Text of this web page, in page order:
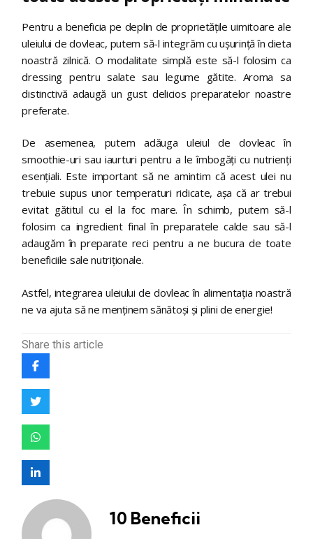
Pentru a beneficia pe deplin de proprietățile uimitoare ale
uleiului de dovleac, putem să-l integrăm cu ușurință în dieta
noastră zilnică. O modalitate simplă este să-l folosim ca
dressing pentru salate sau legume gătite. Aroma sa
distinctivă adaugă un gust delicios preparatelor noastre
preferate.
De asemenea, putem adăuga uleiul de dovleac în
smoothie-uri sau iaurturi pentru a le îmbogăți cu nutrienți
esențiali. Este important să ne amintim că acest ulei nu
trebuie supus unor temperaturi ridicate, așa că ar trebui
evitat gătitul cu el la foc mare. În schimb, putem să-l
folosim ca ingredient final în preparatele calde sau să-l
adaugăm în preparate reci pentru a ne bucura de toate
beneficiile sale nutriționale.
Astfel, integrarea uleiului de dovleac în alimentația noastră
ne va ajuta să ne menținem sănătoși și plini de energie!
Sharethis article
10 Beneficii